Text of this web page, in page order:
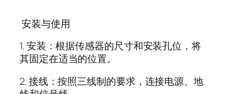
安装与使用
1.安装：根据传感器的尺寸和安装孔位，将
其固定在适当的位置。
2.接线：按照三线制的要求，连接电源、地